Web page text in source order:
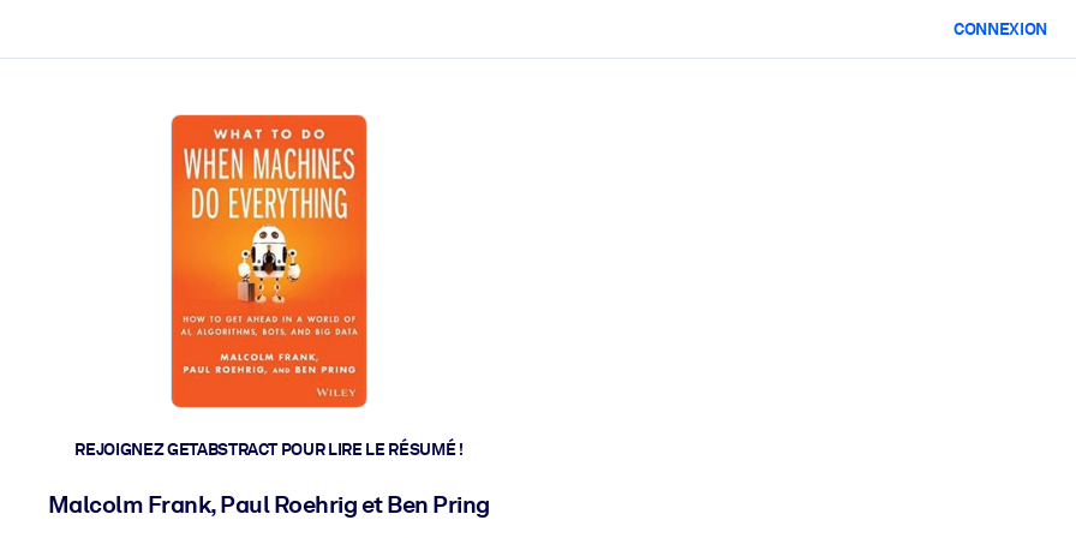
CONNEXION
REJOIGNEZ GETABSTRACT POUR LIRE LE RÉSUMÉ !
Malcolm Frank, Paul Roehrig et Ben Pring